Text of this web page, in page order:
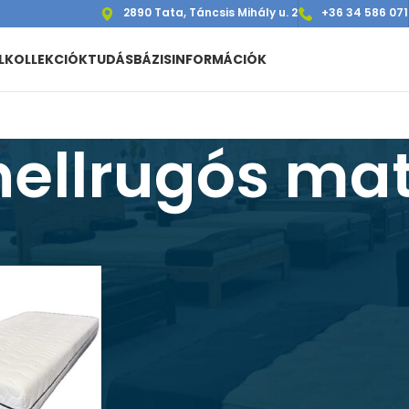
2890 Tata, Táncsis Mihály u. 2 +36 34 586 071
KOLLEKCIÓKTUDÁSBÁZISINFORMÁCIÓK
Bonellrugós matrac